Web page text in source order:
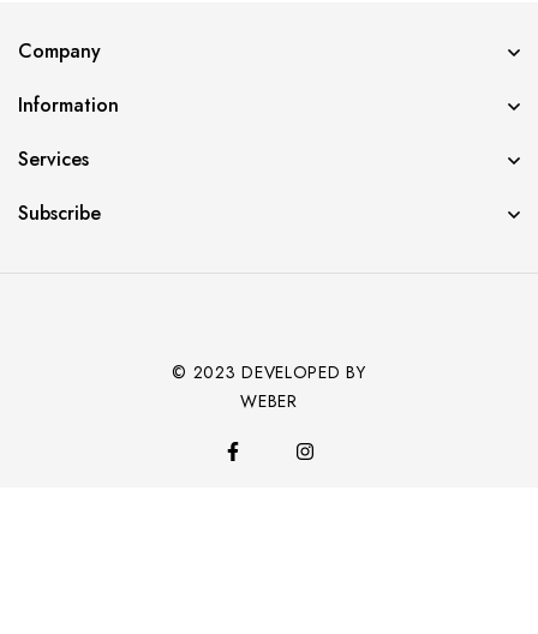
Company
Information
Services
Subscribe
© 2023 DEVELOPED BY
WEBER